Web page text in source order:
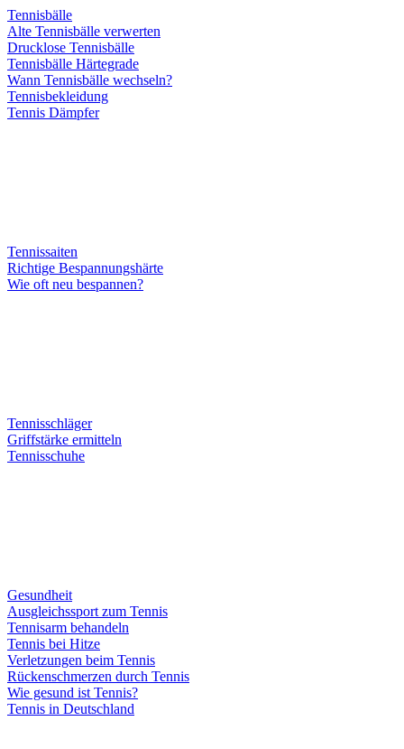
Tennisbälle
Alte Tennisbälle verwerten
Drucklose Tennisbälle
Tennisbälle Härtegrade
Wann Tennisbälle wechseln?
Tennisbekleidung
Tennis Dämpfer
Tennissaiten
Richtige Bespannungshärte
Wie oft neu bespannen?
Tennisschläger
Griffstärke ermitteln
Tennisschuhe
Gesundheit
Ausgleichssport zum Tennis
Tennisarm behandeln
Tennis bei Hitze
Verletzungen beim Tennis
Rückenschmerzen durch Tennis
Wie gesund ist Tennis?
Tennis in Deutschland